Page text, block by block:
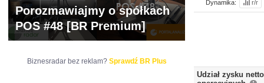
Dynamika: r/r
Udział zysku
Porozmawiajmy o spółkach
POS #48 [BR Premium]
Biznesradar bez reklam? Sprawdź BR Plus